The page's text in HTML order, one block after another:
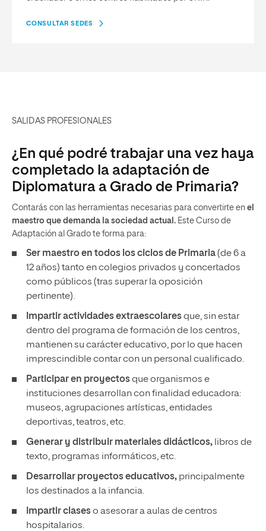
CONSULTAR SEDES
SALIDAS PROFESIONALES
¿En qué podré trabajar una vez haya
completado la adaptación de
Diplomatura a Grado de Primaria?
Contarás con las herramientas necesarias para convertirte en el
maestro que demanda la sociedad actual. Este Curso de
Adaptación al Grado te forma para:
Ser maestro en todos los ciclos de Primaria(de 6 a
12 años) tanto en colegios privados y concertados
como públicos (tras superar la oposición
pertinente).
Impartir actividades extraescolaresque, sin estar
dentro del programa de formación de los centros,
mantienen su carácter educativo, por lo que hacen
imprescindible contar con un personal cualificado.
Participar en proyectosque organismos e
instituciones desarrollan con finalidad educadora:
museos, agrupaciones artísticas, entidades
deportivas, teatros, etc.
Generar y distribuir materiales didácticos, libros de
texto, programas informáticos, etc.
Desarrollar proyectos educativos, principalmente
los destinados a la infancia.
Impartir claseso asesorar a aulas de centros
hospitalarios.